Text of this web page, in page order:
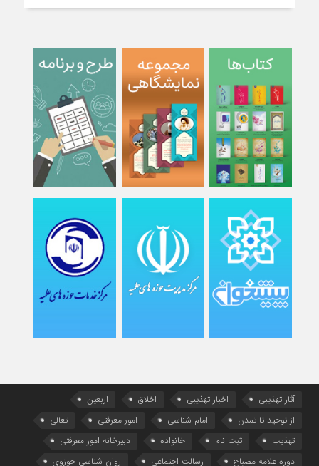
آثار تهذیبی اخبار تهذیبی اخلاق
اربعین
از توحید تا تمدن
امام شناسی امور معرفتی
تعالی
تهذیب
ثبت نام خانواده
دبیرخانه امور معرفتی
دوره علامه مصباح
رسالت اجتماعی روان شناسی حوزوی